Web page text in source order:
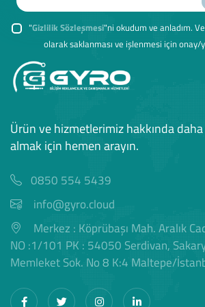
"Gizlilik Sözleşmesi"ni okudum ve anladım.
olarak saklanması ve işlenmesi için
Ürün ve hizmetlerimiz hakkında daha
almak için hemen arayın.
0850 554 5439
info@gyro.cloud
Merkez : Köprübaşı Mah. Aralık
NO :1/101 PK : 54050 Serdivan,
Memleket Sok. No 8 K:4 Maltepe/